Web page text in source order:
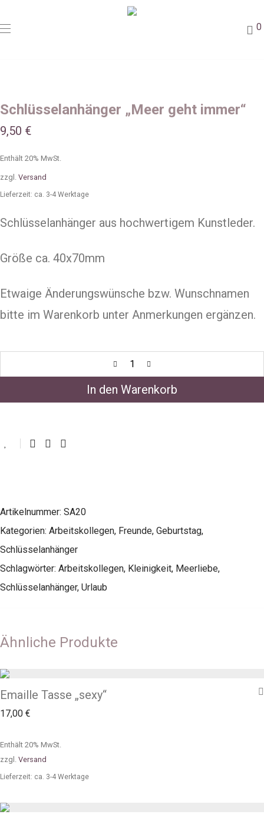
0
Schlüsselanhänger „Meer geht immer“
9,50 €
Enthält 20% MwSt.
zzgl. Versand
Lieferzeit: ca. 3-4 Werktage
Schlüsselanhänger aus hochwertigem Kunstleder.
Größe ca. 40x70mm
Etwaige Änderungswünsche bzw. Wunschnamen
bitte im Warenkorb unter Anmerkungen ergänzen.
In den Warenkorb
Artikelnummer: SA20
Kategorien: Arbeitskollegen, Freunde, Geburtstag,
Schlüsselanhänger
Schlagwörter: Arbeitskollegen, Kleinigkeit, Meerliebe,
Schlüsselanhänger, Urlaub
Ähnliche Produkte
Emaille Tasse „sexy“
17,00 €
Enthält 20% MwSt.
zzgl. Versand
Lieferzeit: ca. 3-4 Werktage